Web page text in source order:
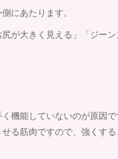
にあたります。
が大きく見える」「ジー
機能していないのが原因で
る筋肉ですので、強くする